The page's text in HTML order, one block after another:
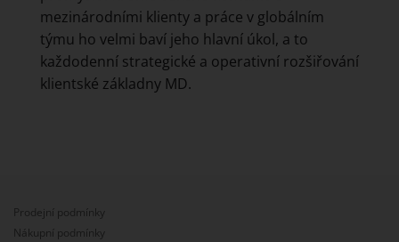
mezinárodními klienty a práce v globálním
týmu ho velmi baví jeho hlavní úkol, a to
každodenní strategické a operativní rozšiřování
klientské základny MD.
Prodejní podmínky
Nákupní podmínky